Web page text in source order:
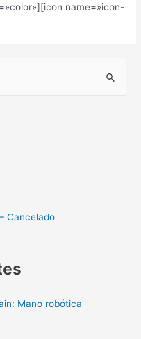
name=»icon-
Cancelado
Mano robótica